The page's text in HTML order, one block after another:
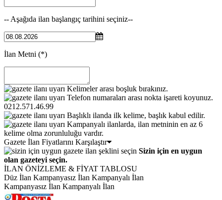
-- Aşağıda ilan başlangıç tarihini seçiniz--
İlan Metni (*)
Kelimeler arası boşluk bırakınız.
Telefon numaraları arası nokta işareti koyunuz.
0212.571.46.99
Başlıklı ilanda ilk kelime, başlık kabul edilir.
Kampanyalı ilanlarda, ilan metninin en az 6
kelime olma zorunluluğu vardır.
Gazete İlan Fiyatlarını Karşılaştır
Sizin için en uygun
olan gazeteyi seçin.
İLAN ÖNİZLEME & FİYAT TABLOSU
Düz İlan Kampanyasız İlan Kampanyalı İlan
Kampanyasız İlan Kampanyalı İlan